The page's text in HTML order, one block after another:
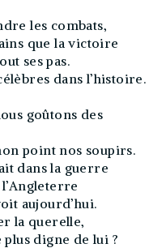
les combats,
que la victoire
ses pas.
dans l’histoire.
goûtons des
point nos soupirs.
dans la guerre
aujourd’hui.
la querelle,
digne de lui ?